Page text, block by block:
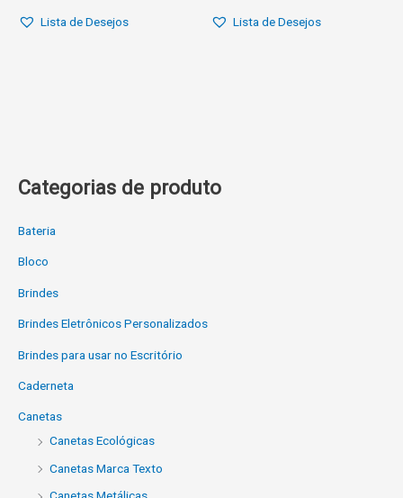
Categorias de produto
Bateria
Bloco
Brindes
Brindes Eletrônicos Personalizados
Brindes para usar no Escritório
Caderneta
Canetas
Canetas Ecológicas
Canetas Marca Texto
Lista de Desejos Lista de Desejos